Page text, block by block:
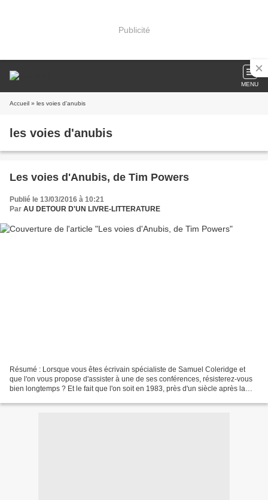
Publicité
MENU
Accueil » les voies d'anubis
les voies d'anubis
Les voies d'Anubis, de Tim Powers
Publié le 13/03/2016 à 10:21
Par AU DETOUR D'UN LIVRE-LITTERATURE
Résumé : Lorsque vous êtes écrivain spécialiste de Samuel Coleridge et
que l'on vous propose d'assister à une de ses conférences, résisterez-vous
bien longtemps ? Et le fait que l'on soit en 1983, près d'un siècle après la